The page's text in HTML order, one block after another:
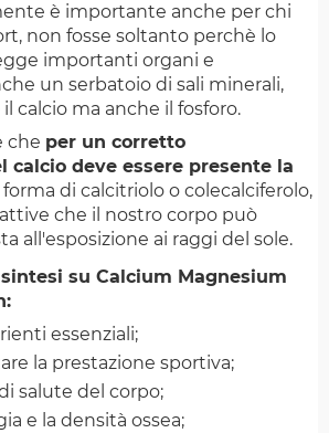
è importante anche per chi
non fosse soltanto perchè lo
importanti organi e
un serbatoio di sali minerali,
calcio ma anche il fosforo.
che per un corretto
calcio deve essere presente la
di calcitriolo o colecalciferolo,
che il nostro corpo può
all'esposizione ai raggi del sole.
su Calcium Magnesium
essenziali;
la prestazione sportiva;
salute del corpo;
e la densità ossea;